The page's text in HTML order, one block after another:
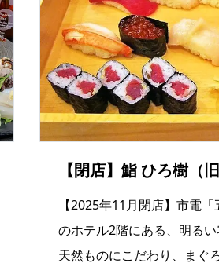
【2025年11月閉店】市電
のホテル2階にある、明るい
天然ものにこだわり、まぐ